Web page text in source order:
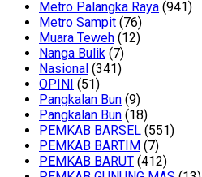
Metro Palangka Raya (941)
Metro Sampit (76)
Muara Teweh (12)
Nanga Bulik (7)
Nasional (341)
OPINI (51)
Pangkalan Bun (9)
Pangkalan Bun (18)
PEMKAB BARSEL (551)
PEMKAB BARTIM (7)
PEMKAB BARUT (412)